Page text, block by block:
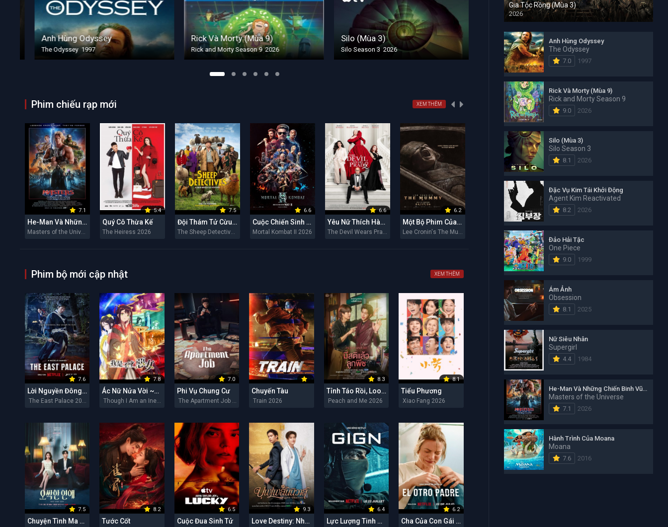
Anh Hùng Odyssey
The Odyssey 1997
Rick Và Morty (Mùa 9)
Rick and Morty Season 9 2026
Silo (Mùa 3)
Silo Season 3 2026
Đặc Vụ Kim Tái Khởi Động
Agent Kim Reactivated 2026
Phim chiếu rạp mới XEM THÊM
7.1
He-Man Và Những Chiến Binh Vũ Trụ
5.4
Quý Cô Thừa Kế
The Heiress 2026
7.5
Đội Thám Tử Cừu: Án Mạng Lúc Nửa Đêm
6.6
Cuộc Chiến Sinh Tử II
Mortal Kombat II 2026
6.6
Yêu Nữ Thích Hàng Hiệu 2
6.2
Một Bộ Phim Của Lee Cronin: Xác Ướp
5.8
Mother Mary: Hào Quang Đơn Độc
Mother Mary 2026
Phim bộ mới cập nhật XEM THÊM
7.6
Lời Nguyền Đông Cung
The East Palace 2026
7.8
Ác Nữ Nửa Vời ~Truyền Kì Hoán Hồn Đổi Xác~
Though I Am an Inept Villainess 2026
7.0
Phi Vụ Chung Cư
The Apartment Job 2026
Chuyến Tàu
Train 2026
8.3
Tỉnh Táo Rồi, Lookpeach
Peach and Me 2026
8.1
Tiểu Phương
Xiao Fang 2026
7.5
Chuyện Tình Ma Quái
8.2
Tước Cốt
6.5
Cuộc Đua Sinh Tử
9.3
Love Destiny: Nhân Duyên Tiền Định
6.4
Lực Lượng Tinh Nhuệ
6.2
Cha Của Con Gái Tôi
Gia Tộc Rồng (Mùa 3)
2026
Anh Hùng Odyssey
The Odyssey
7.0 1997
Rick Và Morty (Mùa 9)
Rick and Morty Season 9
9.0 2026
Silo (Mùa 3)
Silo Season 3
8.1 2026
Đặc Vụ Kim Tái Khởi Động
Agent Kim Reactivated
8.2 2026
Đảo Hải Tặc
One Piece
9.0 1999
Ám Ảnh
Obsession
8.1 2025
Nữ Siêu Nhân
Supergirl
4.4 1984
He-Man Và Những Chiến Binh Vũ Trụ
Masters of the Universe
7.1 2026
Hành Trình Của Moana
Moana
7.6 2016